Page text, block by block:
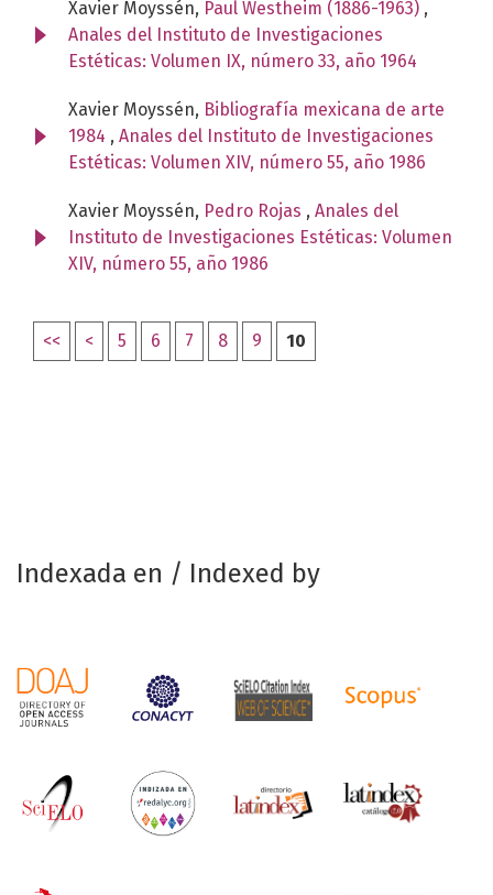
Xavier Moyssén, Paul Westheim (1886-1963) ,
Anales del Instituto de Investigaciones
Estéticas: Volumen IX, número 33, año 1964
Xavier Moyssén, Bibliografía mexicana de arte
1984 , Anales del Instituto de Investigaciones
Estéticas: Volumen XIV, número 55, año 1986
Xavier Moyssén, Pedro Rojas , Anales del
Instituto de Investigaciones Estéticas: Volumen
XIV, número 55, año 1986
<< < 5 6 7 8 9 10
Indexada en / Indexed by